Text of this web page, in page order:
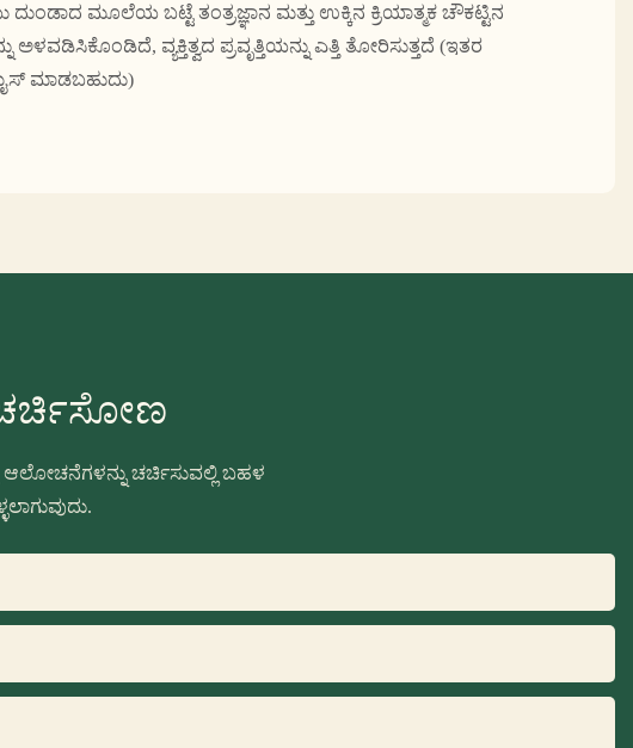
ಮೂಲೆಯ ಬಟ್ಟೆ ತಂತ್ರಜ್ಞಾನ ಮತ್ತು ಉಕ್ಕಿನ ಕ್ರಿಯಾತ್ಮಕ ಚೌಕಟ್ಟಿನ
ವ್ಯಕ್ತಿತ್ವದ ಪ್ರವೃತ್ತಿಯನ್ನು ಎತ್ತಿ ತೋರಿಸುತ್ತದೆ (ಇತರ
ಮಾಡಬಹುದು)
ಚರ್ಚಿಸೋಣ
ಆಲೋಚನೆಗಳನ್ನು ಚರ್ಚಿಸುವಲ್ಲಿ ಬಹಳ